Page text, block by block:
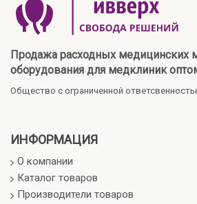
Продажа расходных медицинских
оборудования для медклиник
Общество с ограниченной
ИНФОРМАЦИЯ
О компании
Каталог товаров
Производители товаров